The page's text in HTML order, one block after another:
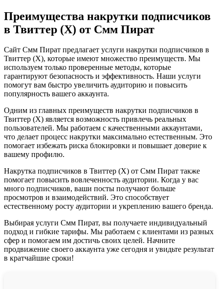
Преимущества накрутки подписчиков
в Твиттер (X) от Смм Пират
Сайт Смм Пират предлагает услуги накрутки подписчиков в
Твиттер (X), которые имеют множество преимуществ. Мы
используем только проверенные методы, которые
гарантируют безопасность и эффективность. Наши услуги
помогут вам быстро увеличить аудиторию и повысить
популярность вашего аккаунта.
Одним из главных преимуществ накрутки подписчиков в
Твиттер (X) является возможность привлечь реальных
пользователей. Мы работаем с качественными аккаунтами,
что делает процесс накрутки максимально естественным. Это
помогает избежать риска блокировки и повышает доверие к
вашему профилю.
Накрутка подписчиков в Твиттер (X) от Смм Пират также
помогает повысить вовлеченность аудитории. Когда у вас
много подписчиков, ваши посты получают больше
просмотров и взаимодействий. Это способствует
естественному росту аудитории и укреплению вашего бренда.
Выбирая услуги Смм Пират, вы получаете индивидуальный
подход и гибкие тарифы. Мы работаем с клиентами из разных
сфер и помогаем им достичь своих целей. Начните
продвижение своего аккаунта уже сегодня и увидьте результат
в кратчайшие сроки!